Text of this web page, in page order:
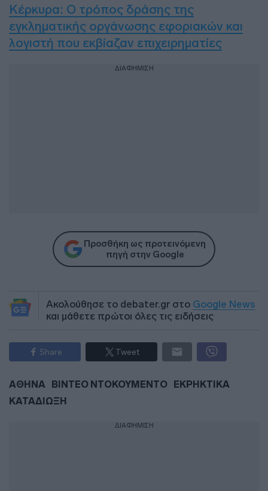
Κέρκυρα: Ο τρόπος δράσης της
εγκληματικής οργάνωσης εφοριακών και
λογιστή που εκβίαζαν επιχειρηματίες
ΔΙΑΦΗΜΙΣΗ
Προσθήκη ως προτεινόμενη
πηγή στην Google
Ακολούθησε το debater.gr στο Google News
και μάθετε πρώτοι όλες τις ειδήσεις
Share Tweet
ΑΘΗΝΑ ΒΙΝΤΕΟ ΝΤΟΚΟΥΜΕΝΤΟ
ΕΚΡΗΚΤΙΚΑ
ΚΑΤΑΔΙΩΞΗ
ΔΙΑΦΗΜΙΣΗ